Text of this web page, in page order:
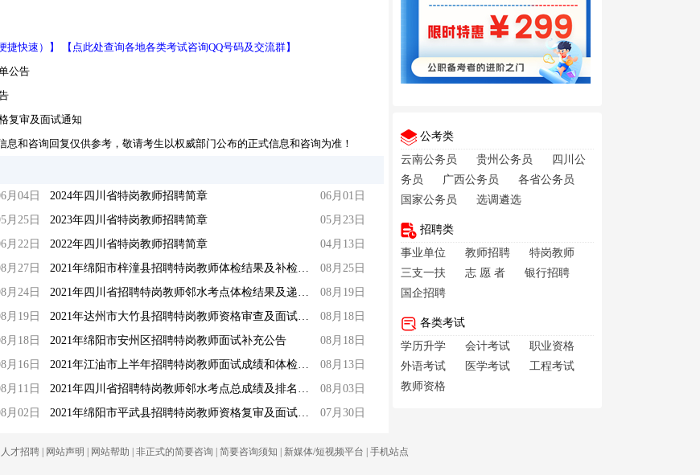
捷快速）】
【点此处查询各地各类考试咨询QQ号码及交流群】
公告
复审及面试通知
和咨询回复仅供参考，敬请考生以权威部门公布的正式信息和咨询为准！
月04日 2024年四川省特岗教师招聘简章
06月01日
月25日 2023年四川省特岗教师招聘简章
05月23日
月22日 2022年四川省特岗教师招聘简章
04月13日
月27日 2021年绵阳市梓潼县招聘特岗教师体检结果及补检公告
08月25日
月24日 2021年四川省招聘特岗教师邻水考点体检结果及递补体检公告
08月19日
月19日 2021年达州市大竹县招聘特岗教师资格审查及面试公告
08月18日
月18日 2021年绵阳市安州区招聘特岗教师面试补充公告
08月18日
月16日 2021年江油市上半年招聘特岗教师面试成绩和体检公告
08月13日
月11日 2021年四川省招聘特岗教师邻水考点总成绩及排名公告
08月03日
月02日 2021年绵阳市平武县招聘特岗教师资格复审及面试通知 07月30日
公考类
云南公务员
贵州公务员
四川公
务员
广西公务员
各省公务员
国家公务员
选调遴选
招聘类
事业单位
教师招聘
特岗教师
三支一扶
志 愿 者
银行招聘
国企招聘
各类考试
学历升学
会计考试
职业资格
外语考试
医学考试
工程考试
教师资格
人才招聘| 网站声明 网站帮助 非正式的简要咨询 简要咨询须知 新媒体/短视频平台 手机站点